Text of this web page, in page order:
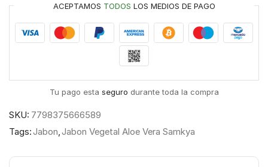
ACEPTAMOS TODOS LOS MEDIOS DE PAGO
Tu pago esta seguro durante toda la compra
SKU: 7798375666589
Tags:Jabon,Jabon Vegetal Aloe Vera Samkya